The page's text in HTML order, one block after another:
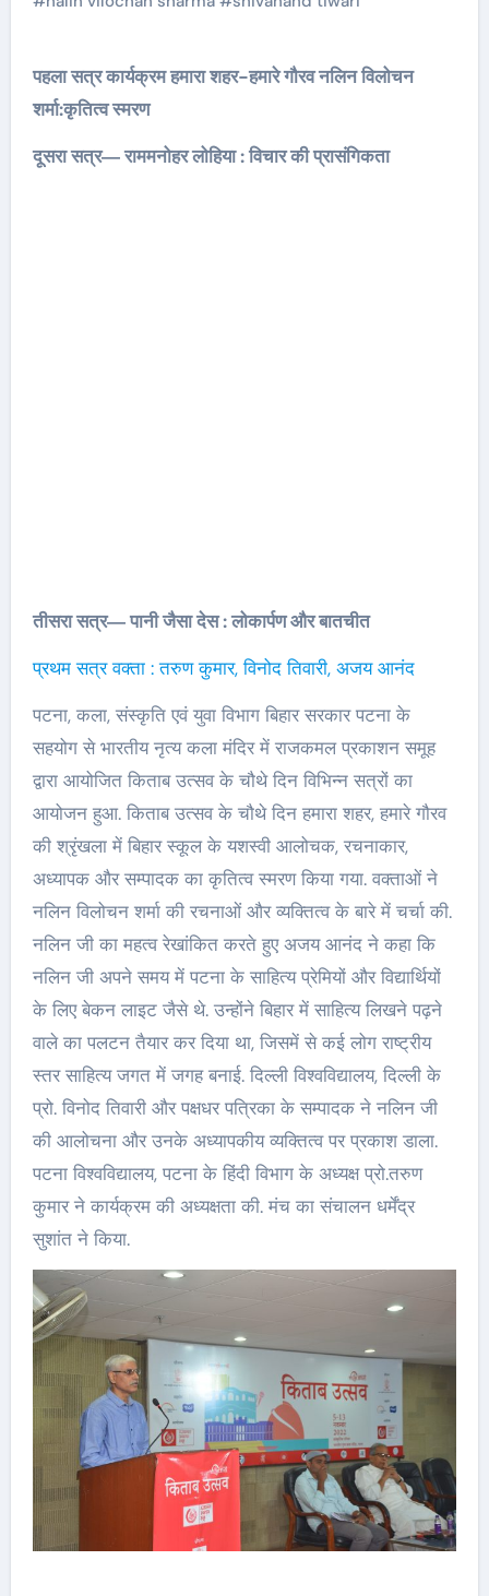
पहला सत्र कार्यक्रम हमारा शहर-हमारे गौरव नलिन विलोचन
शर्मा:कृतित्व स्मरण
दूसरा सत्र― राममनोहर लोहिया : विचार की प्रासंगिकता
तीसरा सत्र― पानी जैसा देस : लोकार्पण और बातचीत
प्रथम सत्र वक्ता : तरुण कुमार, विनोद तिवारी, अजय आनंद
पटना, कला, संस्कृति एवं युवा विभाग बिहार सरकार पटना के
सहयोग से भारतीय नृत्य कला मंदिर में राजकमल प्रकाशन समूह
द्वारा आयोजित किताब उत्सव के चौथे दिन विभिन्न सत्रों का
आयोजन हुआ. किताब उत्सव के चौथे दिन हमारा शहर, हमारे गौरव
की श्रृंखला में बिहार स्कूल के यशस्वी आलोचक, रचनाकार,
अध्यापक और सम्पादक का कृतित्व स्मरण किया गया. वक्ताओं ने
नलिन विलोचन शर्मा की रचनाओं और व्यक्तित्व के बारे में चर्चा की.
नलिन जी का महत्व रेखांकित करते हुए अजय आनंद ने कहा कि
नलिन जी अपने समय में पटना के साहित्य प्रेमियों और विद्यार्थियों
के लिए बेकन लाइट जैसे थे. उन्होंने बिहार में साहित्य लिखने पढ़ने
वाले का पलटन तैयार कर दिया था, जिसमें से कई लोग राष्ट्रीय
स्तर साहित्य जगत में जगह बनाई. दिल्ली विश्वविद्यालय, दिल्ली के
प्रो. विनोद तिवारी और पक्षधर पत्रिका के सम्पादक ने नलिन जी
की आलोचना और उनके अध्यापकीय व्यक्तित्व पर प्रकाश डाला.
पटना विश्वविद्यालय, पटना के हिंदी विभाग के अध्यक्ष प्रो.तरुण
कुमार ने कार्यक्रम की अध्यक्षता की. मंच का संचालन धर्मेंद्र
सुशांत ने किया.